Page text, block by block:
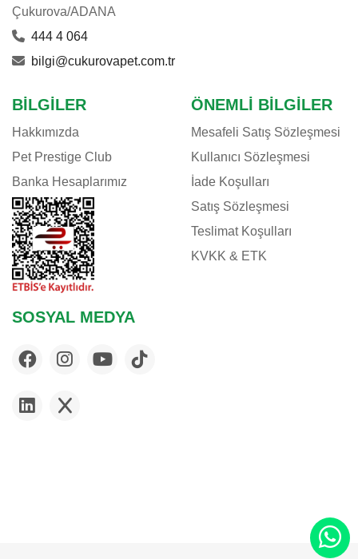
Çukurova/ADANA
444 4 064
bilgi@cukurovapet.com.tr
BILGILER
Hakkımızda
Pet Prestige Club
Banka Hesaplarımız
ÖNEMLI BILGILER
Mesafeli Satış Sözleşmesi
Kullanıcı Sözleşmesi
İade Koşulları
Satış Sözleşmesi
Teslimat Koşulları
KVKK & ETK
SOSYAL MEDYA